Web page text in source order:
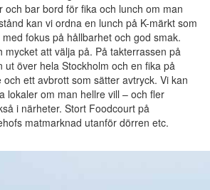
och bar bord för fika och lunch om man
kan vi ordna en lunch på K-märkt som
fokus på hållbarhet och god smak.
mycket att välja på. På takterrassen på
ut över hela Stockholm och en fika på
ett avbrott som sätter avtryck. Vi kan
lokaler om man hellre vill – och fler
i närheter. Stort Foodcourt på
matmarknad utanför dörren etc.